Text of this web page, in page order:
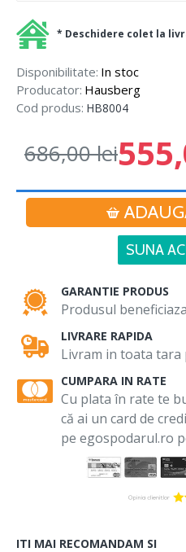
Disponibilitate: In stoc
Producator: Hausberg
Cod produs: HB8004
686,00 lei
SUNA
* Deschidere colet la
GARANTIE PRODUS
Produsul
LIVRARE RAPIDA
Livram in toata
CUMPARA IN RATE
Cu plata în rate te
că ai un card de
pe egospodarul.ro
ITI MAI RECOMANDAM SI